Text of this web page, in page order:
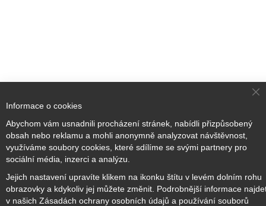
Přihlaste se k odběru novinek
Přihlásit odběr
Informace o cookies
Abychom vám usnadnili procházení stránek, nabídli přizpůsobený
obsah nebo reklamu a mohli anonymně analyzovat návštěvnost,
využíváme soubory cookies, které sdílíme se svými partnery pro
sociální média, inzerci a analýzu.
Jejich nastavení upravíte klikem na ikonku štítu v levém dolním rohu
obrazovky a kdykoliv jej můžete změnit. Podrobnější informace
v našich Zásadách ochrany osobních údajů a používání souborů